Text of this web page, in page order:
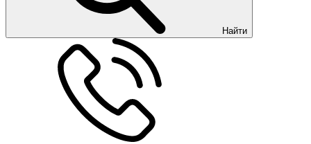
Найти